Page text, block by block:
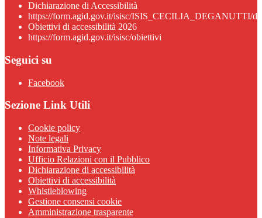
Dichiarazione di Accessibilità
https://form.agid.gov.it/isisc/ISIS_CECILIA_DEGANUTTI/
Obiettivi di accessibilità 2026
https://form.agid.gov.it/isisc/obiettivi
Seguici su
Facebook
Sezione Link Utili
Cookie policy
Note legali
Informativa Privacy
Ufficio Relazioni con il Pubblico
Dichiarazione di accessibilità
Obiettivi di accessibilità
Whistleblowing
Gestione consensi cookie
Amministrazione trasparente